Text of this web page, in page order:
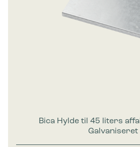
Bica Hylde til 45 liters
Galvaniseret